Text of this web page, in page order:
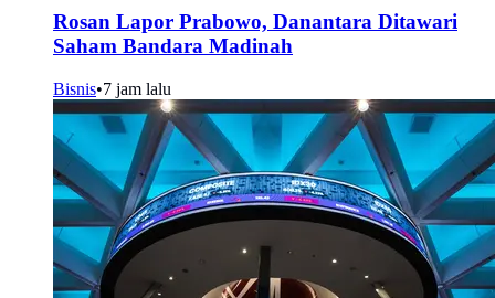
Rosan Lapor Prabowo, Danantara Ditawari
Saham Bandara Madinah
Bisnis•7 jam lalu